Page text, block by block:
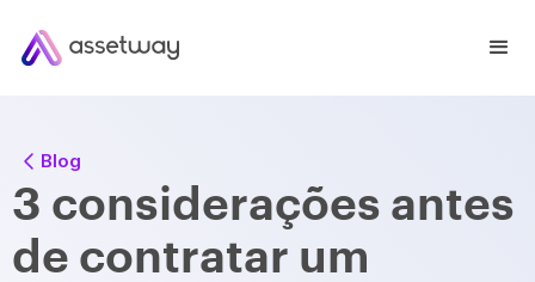
Blog
3 considerações antes
de contratar um